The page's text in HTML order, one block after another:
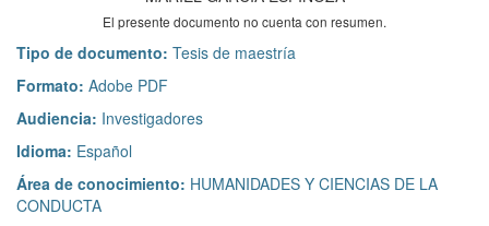
El presente documento no cuenta con resumen.
Tipo de documento: Tesis de maestría
Formato: Adobe PDF
Audiencia: Investigadores
Idioma: Español
Área de conocimiento: HUMANIDADES Y CIENCIAS DE LA
CONDUCTA